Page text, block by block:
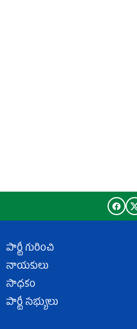
పార్టీ గురించి
నాయకులు
సాధకం
పార్టీ సభ్యులు